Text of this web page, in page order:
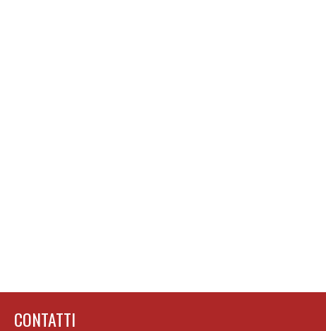
CONTATTI